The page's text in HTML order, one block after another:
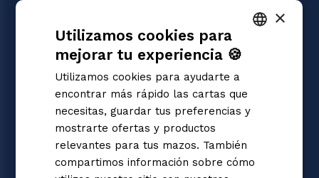
Magic: the Gathering
Pokémon
Yu-Gi-Oh!
Flesh and Blood
Digimon
One Piece
Dragon Ball Super
Cardfight!! Vanguard
Disney Lorcana
ITALIAN
×
Utilizamos cookies para
mejorar tu experiencia 🍪
Utilizamos cookies para ayudarte a
encontrar más rápido las cartas que
necesitas, guardar tus preferencias y
mostrarte ofertas y productos
relevantes para tus mazos. También
compartimos información sobre cómo